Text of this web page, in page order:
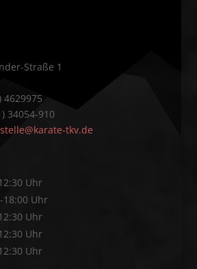
Straße 1
4629975
34054-910
tkv.de
Uhr
18:00 Uhr
Uhr
Uhr
Uhr